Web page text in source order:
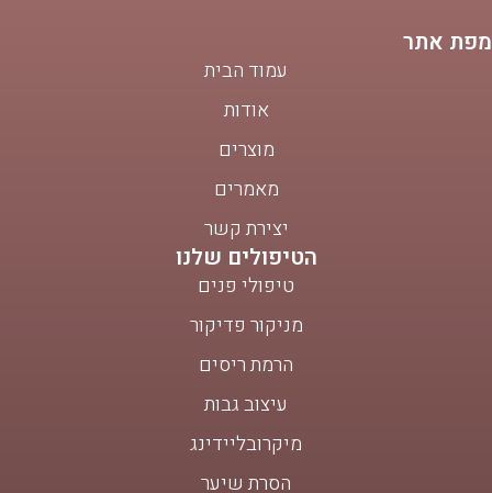
מפת אתר
עמוד הבית
אודות
מוצרים
מאמרים
יצירת קשר
הטיפולים שלנו
טיפולי פנים
מניקור פדיקור
הרמת ריסים
עיצוב גבות
מיקרובליידינג
הסרת שיער